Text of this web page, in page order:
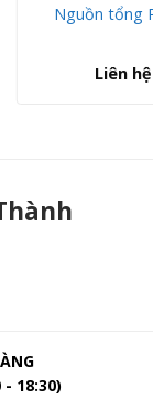
Nguồn tổng
Liên hệ
18:30)